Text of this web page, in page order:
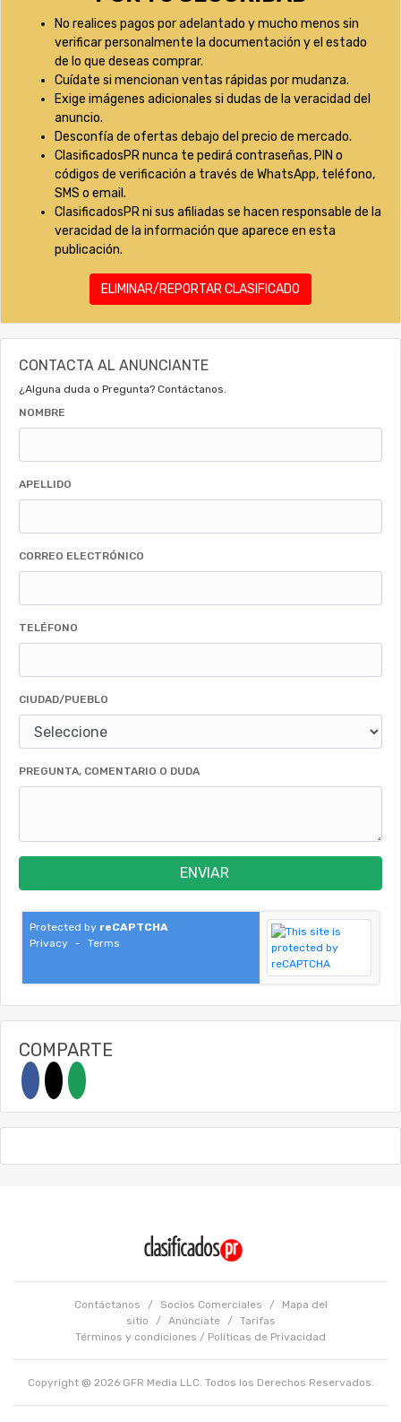
No realices pagos por adelantado y mucho menos sin
verificar personalmente la documentación y el estado
de lo que deseas comprar.
Cuídate si mencionan ventas rápidas por mudanza.
Exige imágenes adicionales si dudas de la veracidad del
anuncio.
Desconfía de ofertas debajo del precio de mercado.
ClasificadosPR nunca te pedirá contraseñas, PIN o
códigos de verificación a través de WhatsApp, teléfono,
SMS o email.
ClasificadosPR ni sus afiliadas se hacen responsable de la
veracidad de la información que aparece en esta
publicación.
ELIMINAR/REPORTAR CLASIFICADO
CONTACTA AL ANUNCIANTE
¿Alguna duda o Pregunta? Contáctanos.
NOMBRE
APELLIDO
CORREO ELECTRÓNICO
TELÉFONO
CIUDAD/PUEBLO
PREGUNTA, COMENTARIO O DUDA
ENVIAR
Protected by reCAPTCHA
Privacy
- Terms
COMPARTE
Contáctanos / Socios Comerciales /
Mapa del
sitio
/ Anúnciate /
Tarifas
Términos y condiciones / Políticas de Privacidad
Copyright @ 2026 GFR Media LLC. Todos los Derechos Reservados.